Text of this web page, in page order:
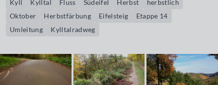
Kyll Kylltal Fluss Südeifel Herbst
herbstlich
Oktober
Herbstfärbung Eifelsteig
Etappe 14
Umleitung
Kylltalradweg